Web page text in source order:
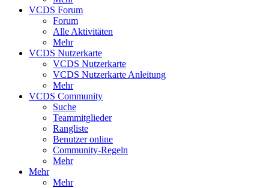
VCDS Forum
Forum
Alle Aktivitäten
Mehr
VCDS Nutzerkarte
VCDS Nutzerkarte
VCDS Nutzerkarte Anleitung
Mehr
VCDS Community
Suche
Teammitglieder
Rangliste
Benutzer online
Community-Regeln
Mehr
Mehr
Mehr